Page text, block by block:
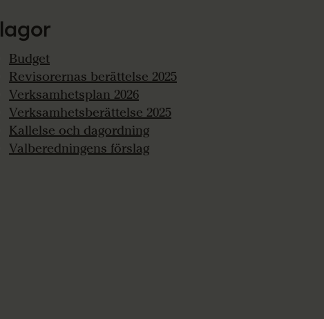
Budget
Revisorernas berättelse 2025
Verksamhetsplan 2026
Verksamhetsberättelse 2025
Kallelse och dagordning
Valberedningens förslag